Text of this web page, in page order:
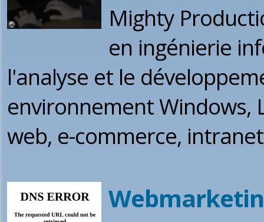
Mighty
en ingénierie
l'analyse et le
environnement Windows,
web, e-commerce,